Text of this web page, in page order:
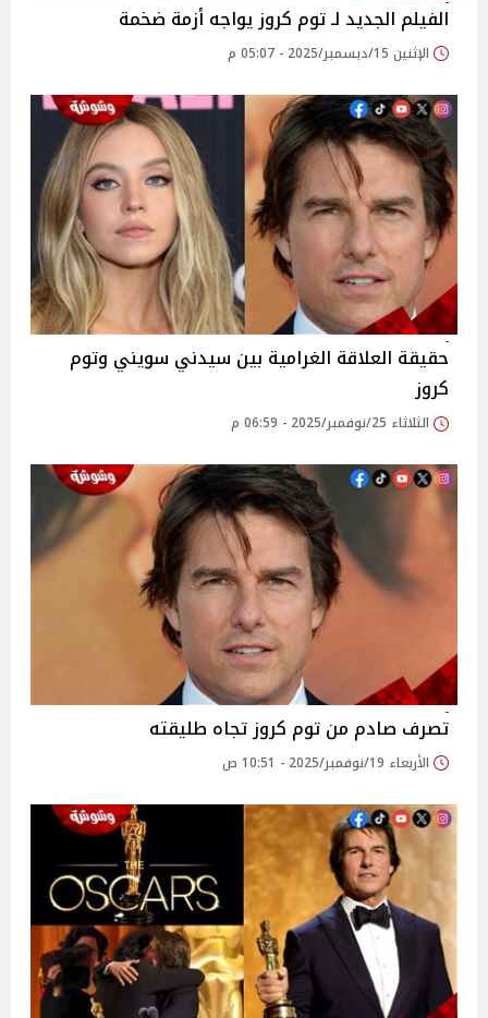
الفيلم الجديد لـ توم كروز يواجه أزمة ضخمة
الإثنين 15/ديسمبر/2025 - 05:07 م
حقيقة العلاقة الغرامية بين سيدني سويني وتوم
كروز
الثلاثاء 25/نوفمبر/2025 - 06:59 م
تصرف صادم من توم كروز تجاه طليقته
الأربعاء 19/نوفمبر/2025 - 10:51 ص